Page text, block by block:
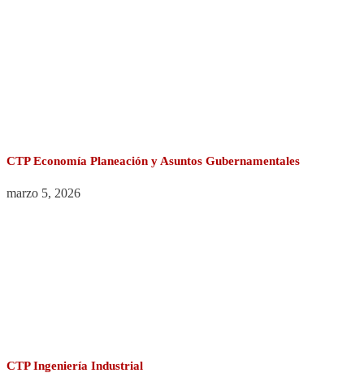
CTP Economía Planeación y Asuntos Gubernamentales
marzo 5, 2026
CTP Ingeniería Industrial